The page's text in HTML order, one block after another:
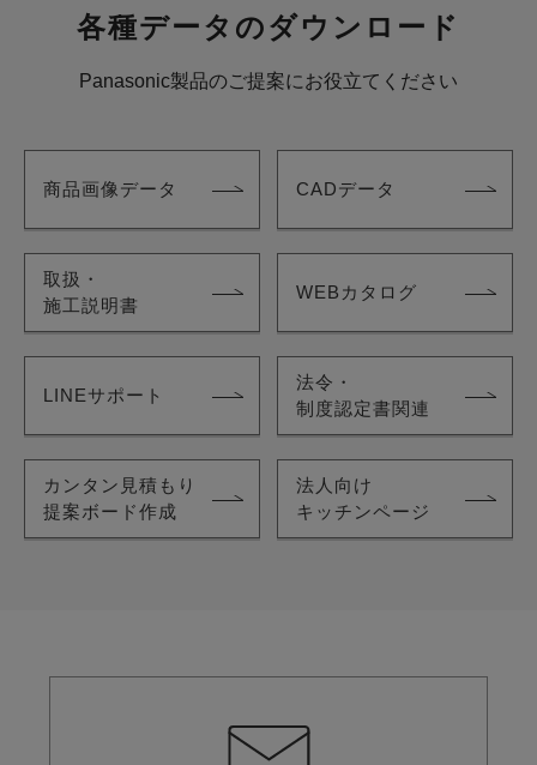
各種データのダウンロード
Panasonic製品のご提案にお役立てください
商品画像データ CADデータ
取扱・
施工説明書
WEBカタログ
LINEサポート
法令・
制度認定書関連
カンタン見積もり
提案ボード作成
法人向け
キッチンページ